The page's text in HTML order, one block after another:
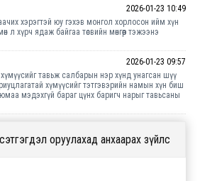
2026-01-23 10:49
хэрэгтэй юу гэхэв монгол хорлосон ийм хүн
л хүрч ядаж байгаа төсвийн мөнгөөр тэжээнэ
2026-01-23 09:57
тавьж салбарын нэр хүнд унагсан шүү
хүмүүсийг тэтгэвэрийн намын хүн биш
мэдэхгүй бараг цүнх баригч нарыг тавьсаны
оруулахад анхаарах зүйлс